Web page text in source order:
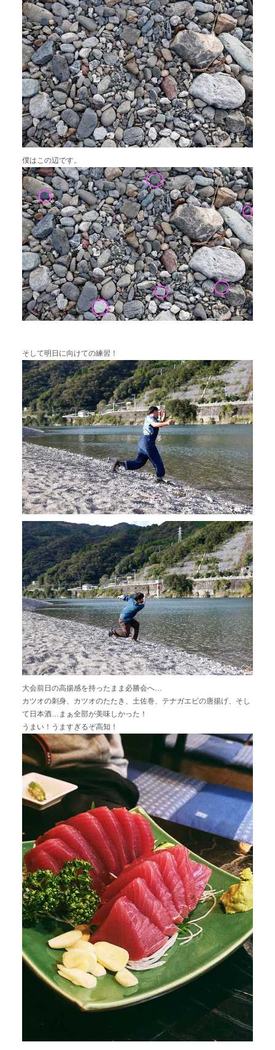
僕はこの辺です。
そして明日に向けての練習！
大会前日の高揚感を持ったまま必勝会へ…
カツオの刺身、カツオのたたき、土佐巻、テナガエビの唐揚げ、そし
て日本酒…まぁ全部が美味しかった！
うまい！うますぎるぞ高知！